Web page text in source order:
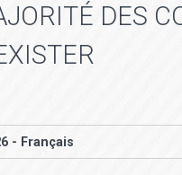
DES
- Français